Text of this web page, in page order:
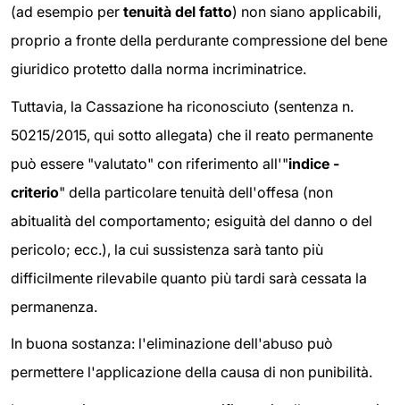
(ad esempio per tenuità del fatto) non siano applicabili,
proprio a fronte della perdurante compressione del bene
giuridico protetto dalla norma incriminatrice.
Tuttavia, la Cassazione ha riconosciuto (sentenza n.
50215/2015, qui sotto allegata) che il reato permanente
può essere "valutato" con riferimento all'"indice -
criterio" della particolare tenuità dell'offesa (non
abitualità del comportamento; esiguità del danno o del
pericolo; ecc.), la cui sussistenza sarà tanto più
difficilmente rilevabile quanto più tardi sarà cessata la
permanenza.
In buona sostanza: l'eliminazione dell'abuso può
permettere l'applicazione della causa di non punibilità.